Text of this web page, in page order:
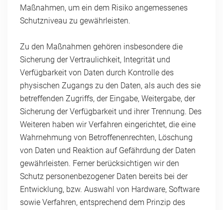
Maßnahmen, um ein dem Risiko angemessenes
Schutzniveau zu gewährleisten.
Zu den Maßnahmen gehören insbesondere die
Sicherung der Vertraulichkeit, Integrität und
Verfügbarkeit von Daten durch Kontrolle des
physischen Zugangs zu den Daten, als auch des sie
betreffenden Zugriffs, der Eingabe, Weitergabe, der
Sicherung der Verfügbarkeit und ihrer Trennung. Des
Weiteren haben wir Verfahren eingerichtet, die eine
Wahrnehmung von Betroffenenrechten, Löschung
von Daten und Reaktion auf Gefährdung der Daten
gewährleisten. Ferner berücksichtigen wir den
Schutz personenbezogener Daten bereits bei der
Entwicklung, bzw. Auswahl von Hardware, Software
sowie Verfahren, entsprechend dem Prinzip des